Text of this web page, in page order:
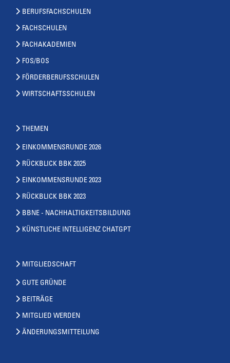
BERUFSFACHSCHULEN
FACHSCHULEN
FACHAKADEMIEN
FOS/BOS
FÖRDERBERUFSSCHULEN
WIRTSCHAFTSSCHULEN
THEMEN
EINKOMMENSRUNDE 2026
RÜCKBLICK BBK 2025
EINKOMMENSRUNDE 2023
RÜCKBLICK BBK 2023
BBNE - NACHHALTIGKEITSBILDUNG
KÜNSTLICHE INTELLIGENZ CHATGPT
MITGLIEDSCHAFT
GUTE GRÜNDE
BEITRÄGE
MITGLIED WERDEN
ÄNDERUNGSMITTEILUNG